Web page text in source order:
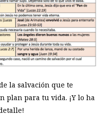
la salvación que te
plan para tu vida. ¡Y lo ha